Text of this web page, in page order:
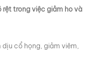
rệt trong việc giảm ho và
cổ họng, giảm viêm,